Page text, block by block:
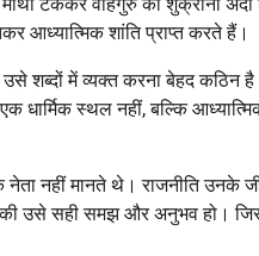
आध्यात्मिक शांति प्राप्त करते हैं।
शब्दों में व्यक्त करना बेहद कठिन
धार्मिक स्थल नहीं, बल्कि
नेता नहीं मानते थे। राजनीति उनके
उसे सही समझ और अनुभव हो।